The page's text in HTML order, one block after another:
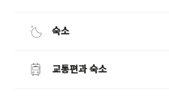
숙소
교통편과 숙소